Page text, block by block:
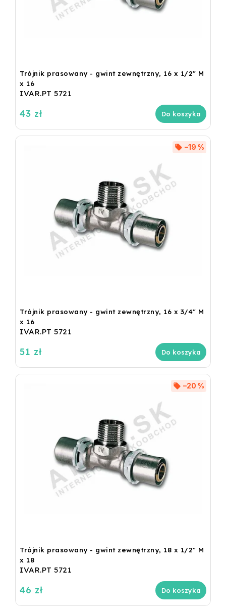
Trójnik prasowany - gwint zewnętrzny, 16 x 1/2" M
x 16
IVAR.PT 5721
43 zł Do koszyka
Trójnik prasowany - gwint zewnętrzny, 16 x 3/4" M
x 16
IVAR.PT 5721
–19 %
51 zł Do koszyka
Trójnik prasowany - gwint zewnętrzny, 18 x 1/2" M
x 18
IVAR.PT 5721
–20 %
46 zł Do koszyka